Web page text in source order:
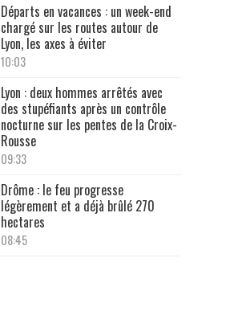
Départs en vacances : un week-end
chargé sur les routes autour de
Lyon, les axes à éviter
10:03
Lyon : deux hommes arrêtés avec
des stupéfiants après un contrôle
nocturne sur les pentes de la Croix-
Rousse
09:33
Drôme : le feu progresse
légèrement et a déjà brûlé 270
hectares
08:45